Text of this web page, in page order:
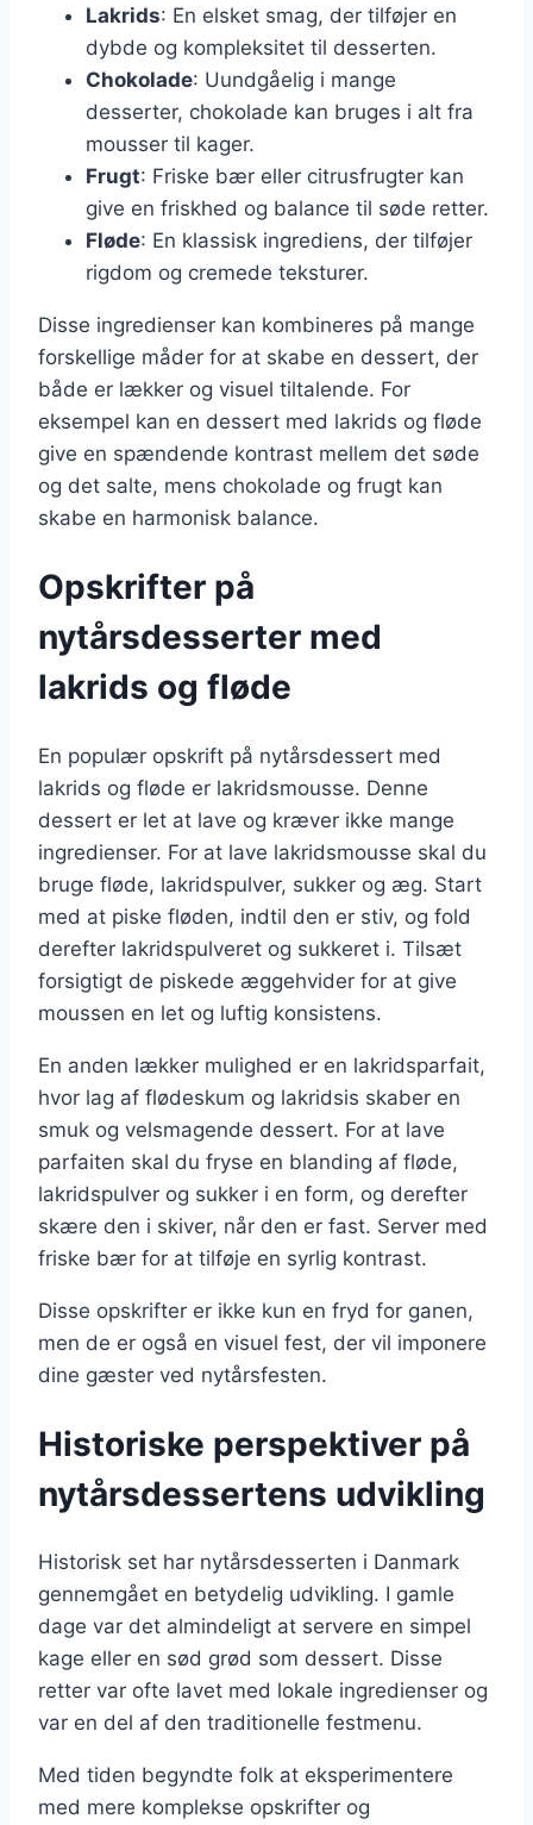
Lakrids: En elsket smag, der tilføjer en
dybde og kompleksitet til desserten.
Chokolade: Uundgåelig i mange
desserter, chokolade kan bruges i alt fra
mousser til kager.
Frugt: Friske bær eller citrusfrugter kan
give en friskhed og balance til søde retter.
Fløde: En klassisk ingrediens, der tilføjer
rigdom og cremede teksturer.
Disse ingredienser kan kombineres på mange
forskellige måder for at skabe en dessert, der
både er lækker og visuel tiltalende. For
eksempel kan en dessert med lakrids og fløde
give en spændende kontrast mellem det søde
og det salte, mens chokolade og frugt kan
skabe en harmonisk balance.
Opskrifter på
nytårsdesserter med
lakrids og fløde
En populær opskrift på nytårsdessert med
lakrids og fløde er lakridsmousse. Denne
dessert er let at lave og kræver ikke mange
ingredienser. For at lave lakridsmousse skal du
bruge fløde, lakridspulver, sukker og æg. Start
med at piske fløden, indtil den er stiv, og fold
derefter lakridspulveret og sukkeret i. Tilsæt
forsigtigt de piskede æggehvider for at give
moussen en let og luftig konsistens.
En anden lækker mulighed er en lakridsparfait,
hvor lag af flødeskum og lakridsis skaber en
smuk og velsmagende dessert. For at lave
parfaiten skal du fryse en blanding af fløde,
lakridspulver og sukker i en form, og derefter
skære den i skiver, når den er fast. Server med
friske bær for at tilføje en syrlig kontrast.
Disse opskrifter er ikke kun en fryd for ganen,
men de er også en visuel fest, der vil imponere
dine gæster ved nytårsfesten.
Historiske perspektiver på
nytårsdessertens udvikling
Historisk set har nytårsdesserten i Danmark
gennemgået en betydelig udvikling. I gamle
dage var det almindeligt at servere en simpel
kage eller en sød grød som dessert. Disse
retter var ofte lavet med lokale ingredienser og
var en del af den traditionelle festmenu.
Med tiden begyndte folk at eksperimentere
med mere komplekse opskrifter og